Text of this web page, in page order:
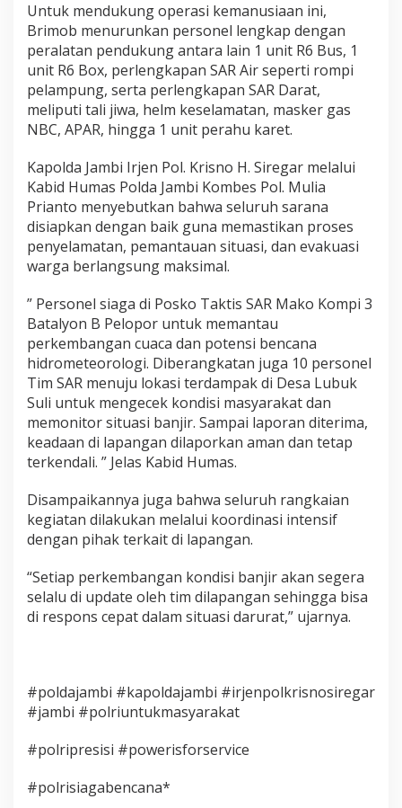
n
c
i
Untuk mendukung operasi kemanusiaan ini,
Brimob menurunkan personel lengkap dengan
peralatan pendukung antara lain 1 unit R6 Bus, 1
unit R6 Box, perlengkapan SAR Air seperti rompi
pelampung, serta perlengkapan SAR Darat,
meliputi tali jiwa, helm keselamatan, masker gas
NBC, APAR, hingga 1 unit perahu karet.
Kapolda Jambi Irjen Pol. Krisno H. Siregar melalui
Kabid Humas Polda Jambi Kombes Pol. Mulia
Prianto menyebutkan bahwa seluruh sarana
disiapkan dengan baik guna memastikan proses
penyelamatan, pemantauan situasi, dan evakuasi
warga berlangsung maksimal.
” Personel siaga di Posko Taktis SAR Mako Kompi 3
Batalyon B Pelopor untuk memantau
perkembangan cuaca dan potensi bencana
hidrometeorologi. Diberangkatan juga 10 personel
Tim SAR menuju lokasi terdampak di Desa Lubuk
Suli untuk mengecek kondisi masyarakat dan
memonitor situasi banjir. Sampai laporan diterima,
keadaan di lapangan dilaporkan aman dan tetap
terkendali. ” Jelas Kabid Humas.
Disampaikannya juga bahwa seluruh rangkaian
kegiatan dilakukan melalui koordinasi intensif
dengan pihak terkait di lapangan.
“Setiap perkembangan kondisi banjir akan segera
selalu di update oleh tim dilapangan sehingga bisa
di respons cepat dalam situasi darurat,” ujarnya.
#poldajambi #kapoldajambi #irjenpolkrisnosiregar
#jambi #polriuntukmasyarakat
#polripresisi #powerisforservice
#polrisiagabencana*